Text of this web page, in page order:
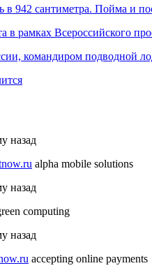
942 сантиметра. Пойма и
в рамках Всероссийского
командиром подводной
назад
alpha mobile solutions
назад
computing
назад
accepting online payments